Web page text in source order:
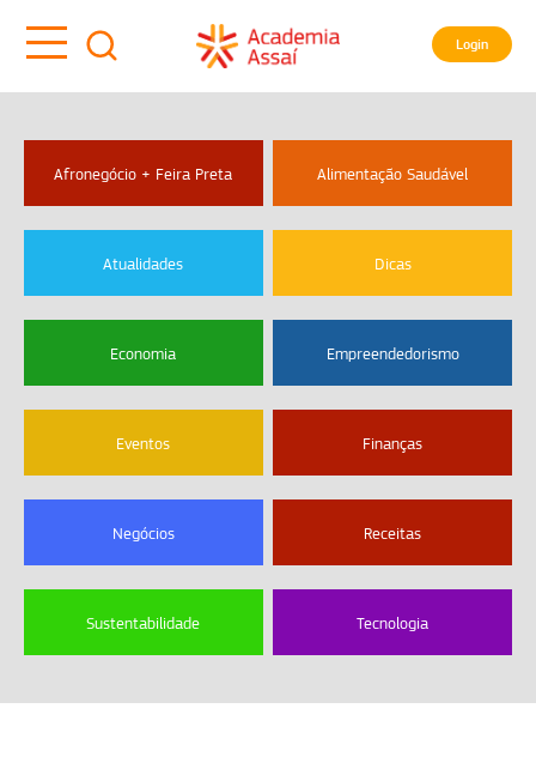
Login
Afronegócio + Feira Preta Alimentação Saudável
Atualidades Dicas
Economia Empreendedorismo
Eventos Finanças
Negócios Receitas
Sustentabilidade Tecnologia